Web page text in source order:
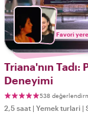
Favori
Triana'nın Tadı:
Deneyimi
538
2,5 saat | Yemek turlari |